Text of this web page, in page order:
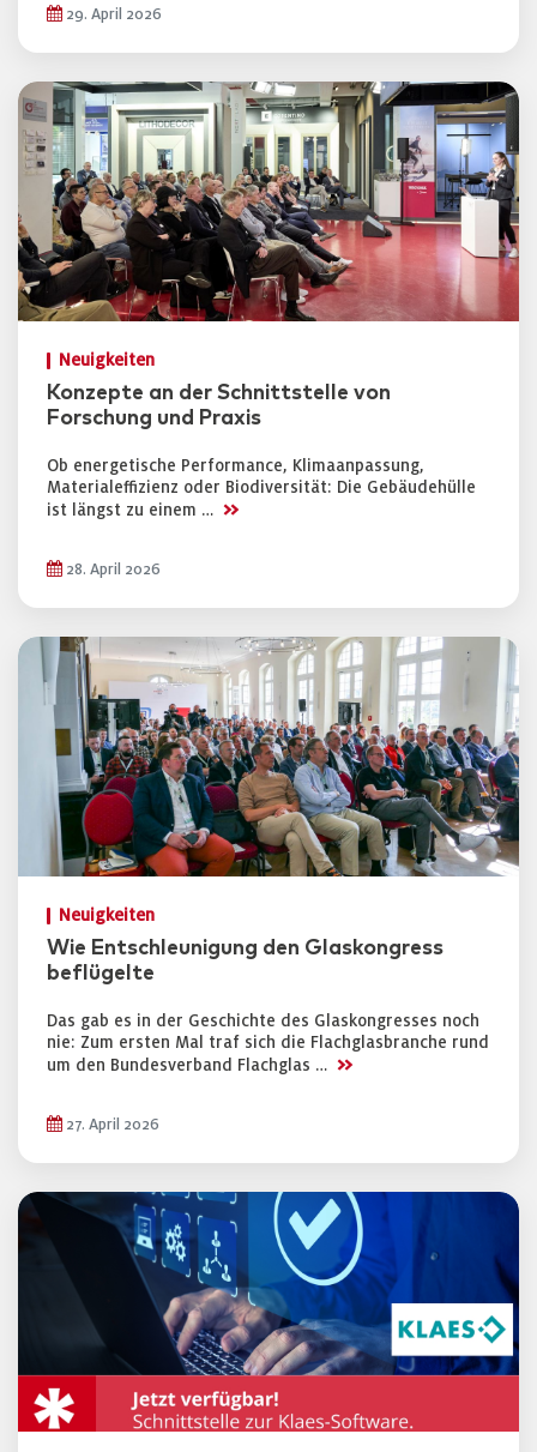
29. April 2026
Neuigkeiten
Konzepte an der Schnittstelle von
Forschung und Praxis
Ob energetische Performance, Klimaanpassung,
Materialeffizienz oder Biodiversität: Die Gebäudehülle
ist längst zu einem … >>
28. April 2026
Neuigkeiten
Wie Entschleunigung den Glaskongress
beflügelte
Das gab es in der Geschichte des Glaskongresses noch
nie: Zum ersten Mal traf sich die Flachglasbranche rund
um den Bundesverband Flachglas … >>
27. April 2026